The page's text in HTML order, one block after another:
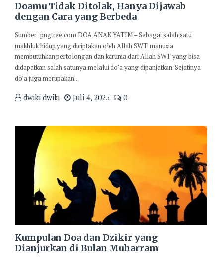
Doamu Tidak Ditolak, Hanya Dijawab
dengan Cara yang Berbeda
Sumber: pngtree.com DOA ANAK YATIM – Sebagai salah satu
makhluk hidup yang diciptakan oleh Allah SWT. manusia
membutuhkan pertolongan dan karunia dari Allah SWT yang bisa
didapatkan salah satunya melalui do’a yang dipanjatkan. Sejatinya
do’a juga merupakan...
dwiki dwiki Juli 4, 2025 0
Kumpulan Doa dan Dzikir yang
Dianjurkan di Bulan Muharram